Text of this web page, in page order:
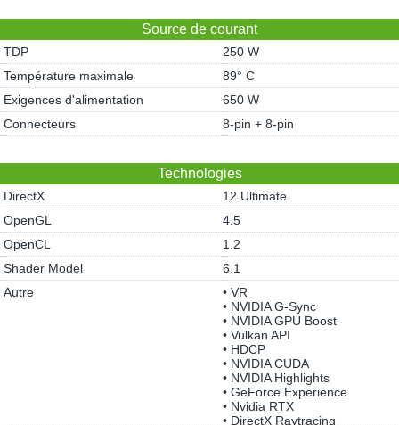
Source de courant
TDP
250 W
Température maximale
89° C
Exigences d'alimentation
650 W
Connecteurs
8-pin + 8-pin
Technologies
DirectX
12 Ultimate
OpenGL
4.5
OpenCL
1.2
Shader Model
6.1
Autre
• VR
• NVIDIA G-Sync
• NVIDIA GPU Boost
• Vulkan API
• HDCP
• NVIDIA CUDA
• NVIDIA Highlights
• GeForce Experience
• Nvidia RTX
• DirectX Raytracing